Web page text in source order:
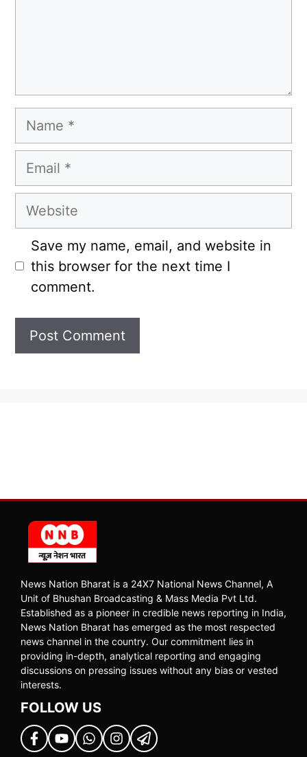
Name
Email
Website
Save my name, email, and website in
this browser for the next time I
comment.
News Nation Bharat is a 24X7 National News Channel, A
Unit of Bhushan Broadcasting & Mass Media Pvt Ltd.
Established as a pioneer in credible news reporting in India,
News Nation Bharat has emerged as the most respected
news channel in the country. Our commitment lies in
providing in-depth, analytical reporting and engaging
discussions on pressing issues without any bias or vested
interests.
FOLLOW US